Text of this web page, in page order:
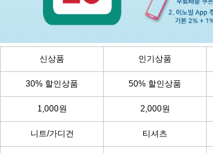
신상품 인기상품
30% 할인상품 50% 할인상품
1,000원 2,000원
니트/가디건 티셔츠